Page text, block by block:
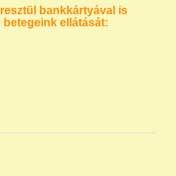
bankkártyával is
ellátását: